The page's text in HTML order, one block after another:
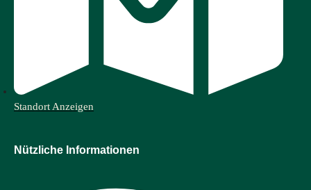
Standort Anzeigen
Nützliche Informationen